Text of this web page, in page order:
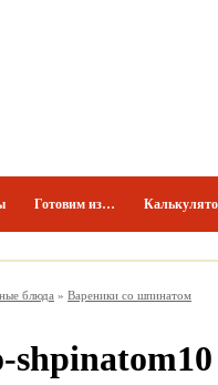
Готовим из…
блюда » Вареники со шпинатом
shpinatom10